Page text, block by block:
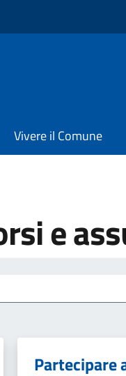
Vivere il Comune
e
Partecipare